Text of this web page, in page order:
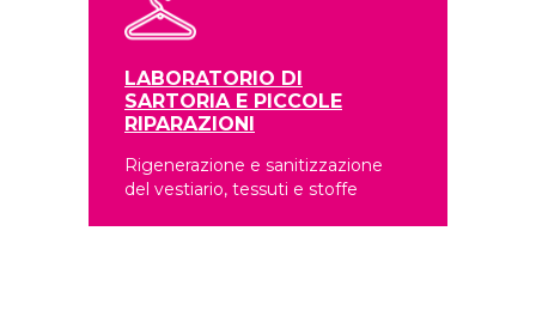
LABORATORIO DI
SARTORIA E PICCOLE
RIPARAZIONI
Rigenerazione e sanitizzazione
del vestiario, tessuti e stoffe